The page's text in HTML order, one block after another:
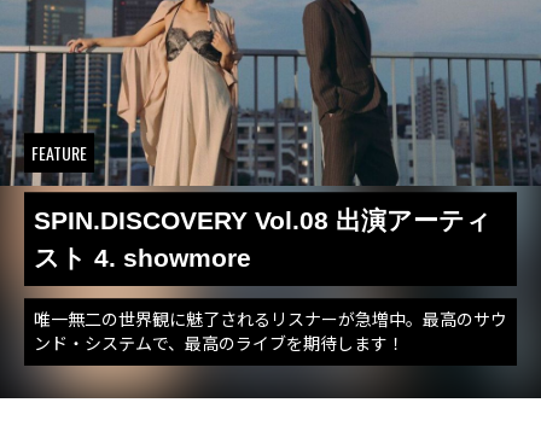
FEATURE
SPIN.DISCOVERY Vol.08 出演アーティ
スト 4. showmore
唯一無二の世界観に魅了されるリスナーが急増中。最高のサウ
ンド・システムで、最高のライブを期待します！